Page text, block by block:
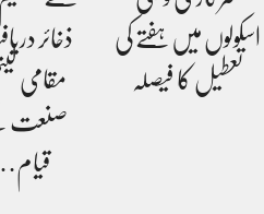
اسکولوں میں ہفتے کی
تعطیل کا فیصلہ
ذخائر
مقامی
صنعت